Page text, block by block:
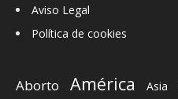
Aviso Legal
Política de cookies
Aborto América Asia